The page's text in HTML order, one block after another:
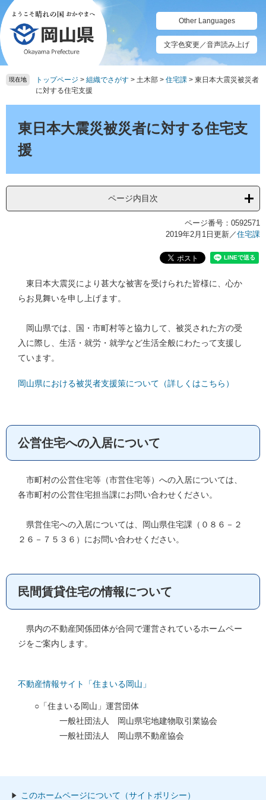
ペ
ー
ジ
の
先
頭
メ
ニ
ュ
ー
を
飛
て
Other Languages
文字色変更／音声読み上げ
現在地 トップページ > 組織でさがす > 土木部 > 住宅課 > 東日本大震災被災者
に対する住宅支援
東日本大震災被災者に対する住宅支
援
ページ内目次
ページ番号：0592571
2019年2月1日更新／住宅課
東日本大震災により甚大な被害を受けられた皆様に、心か
らお見舞いを申し上げます。
岡山県では、国・市町村等と協力して、被災された方の受
入に際し、生活・就労・就学など生活全般にわたって支援し
ています。
岡山県における被災者支援策について（詳しくはこちら）
公営住宅への入居について
市町村の公営住宅等（市営住宅等）への入居については、
各市町村の公営住宅担当課にお問い合わせください。
県営住宅への入居については、岡山県住宅課（０８６－２
２６－７５３６）にお問い合わせください。
民間賃貸住宅の情報について
県内の不動産関係団体が合同で運営されているホームペー
ジをご案内します。
不動産情報サイト「住まいる岡山」
○「住まいる岡山」運営団体
一般社団法人 岡山県宅地建物取引業協会
一般社団法人 岡山県不動産協会
このホームページについて（サイトポリシー）